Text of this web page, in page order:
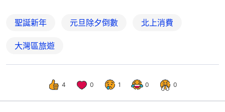
聖誕新年 元旦除夕倒數 北上消費
大灣區旅遊
4 0 1 0 0